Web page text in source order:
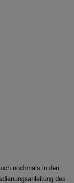
nochmals in den
des